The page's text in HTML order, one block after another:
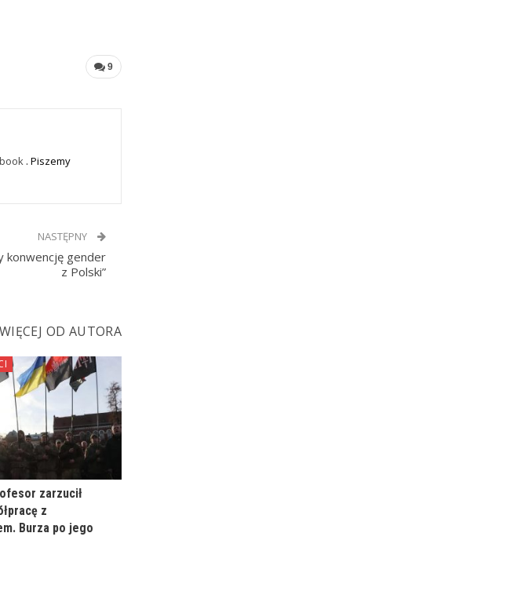
9
. Piszemy
NASTĘPNY
konwencję gender
z Polski”
WIĘCEJ OD AUTORA
zarzucił
z
Burza po jego